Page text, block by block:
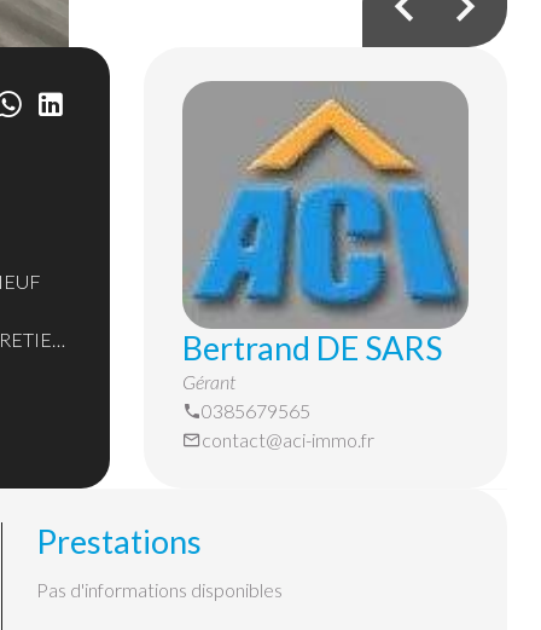
Bertrand DE SARS
Gérant
0385679565
contact@aci-immo.fr
Prestations
Pas d'informations disponibles